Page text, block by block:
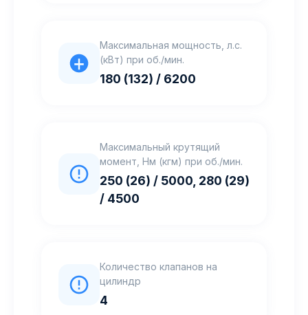
Максимальная мощность, л.с.
(кВт) при об./мин.
180 (132) / 6200
Максимальный крутящий
момент, Нм (кгм) при об./мин.
250 (26) / 5000, 280 (29)
/ 4500
Количество клапанов на
цилиндр
4